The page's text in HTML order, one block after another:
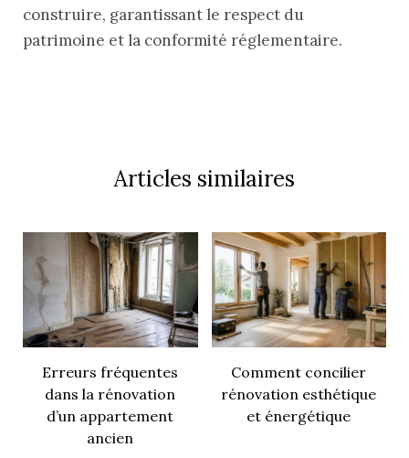
construire, garantissant le respect du
patrimoine et la conformité réglementaire.
Articles similaires
Erreurs fréquentes
dans la rénovation
d’un appartement
ancien
Comment concilier
rénovation esthétique
et énergétique